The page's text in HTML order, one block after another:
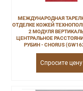
МЕЖДУНАРОДНАЯ
ОТДЕЛКЕ КОЖЕЙ
2 МОДУЛЯ
ЦЕНТРАЛЬНОЕ
РУБИН - CHORUS
Спросите цену